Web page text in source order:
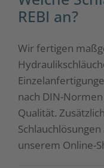
REBI an?
Wir fertigen
nach DIN-
Qualität.
unserem Online-